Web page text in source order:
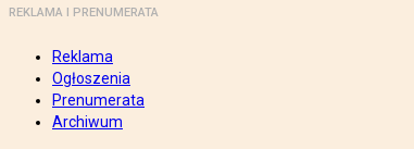
REKLAMA I PRENUMERATA
Reklama
Ogłoszenia
Prenumerata
Archiwum